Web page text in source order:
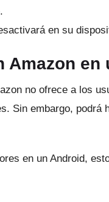
en su
Amazon en
no ofrece a los
Sin embargo, podrá
en un Android,